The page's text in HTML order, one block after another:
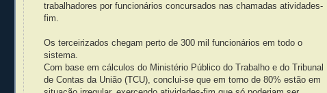
trabalhadores por funcionários concursados nas chamadas atividades-
fim.
Os terceirizados chegam perto de 300 mil funcionários em todo o
sistema.
Com base em cálculos do Ministério Público do Trabalho e do Tribunal
de Contas da União (TCU), conclui-se que em torno de 80% estão em